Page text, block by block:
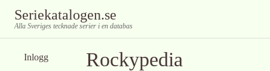
Seriekatalogen.se
Alla Sveriges tecknade serier i en databas
Inlogg Rockypedia